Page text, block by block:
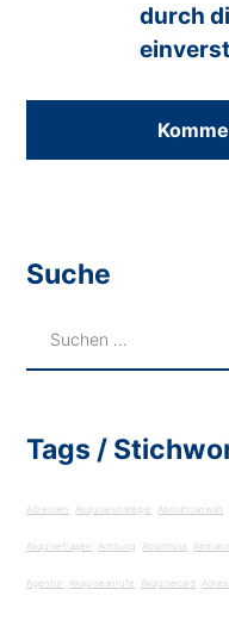
durch
Suche
Tags /
Adressen Akquisestrategie Abmahnanwalt
Akquisefragen Achtung Abschluss
Agentur Akquiseanrufe Akquisecard